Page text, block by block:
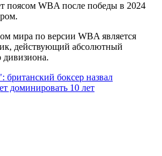
поясом WBA после победы в 2024
мира по версии WBA является
действующий абсолютный
дивизиона.
британский боксер назвал
доминировать 10 лет